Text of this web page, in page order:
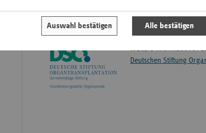
Auswahl bestätigen Alle bestätigen
Selbsthilfe.
Deutschen Stiftung